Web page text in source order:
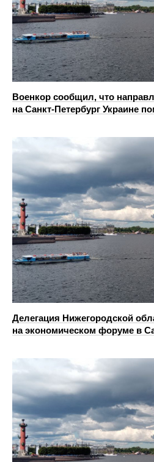
Военкор сообщил, что
на Санкт-Петербург Украине
Делегация Нижегородской
на экономическом форуме в